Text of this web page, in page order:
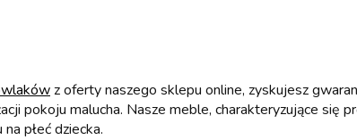
z oferty naszego sklepu online, zyskujesz
pokoju malucha. Nasze meble, charakteryzujące się
płeć dziecka.